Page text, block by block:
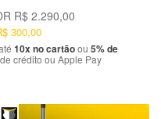
R$ 2.290,00
300,00
10x no cartãoou 5% de
crédito ou Apple Pay